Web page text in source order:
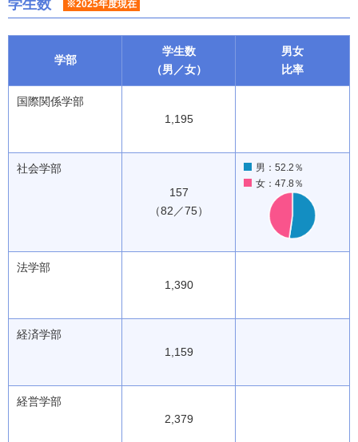
学生数 ※2025年度現在
学部
学生数
（男／女）
男女
比率
国際関係学部
1,195
社会学部
157
（82／75）
男：52.2％
女：47.8％
法学部
1,390
経済学部
1,159
経営学部
2,379